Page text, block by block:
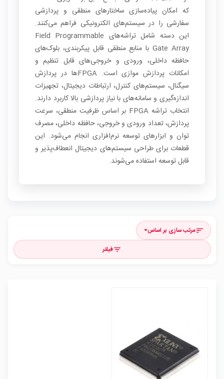
که امکان پیاده‌سازی ساختارهای منطقی و پردازشی
سفارشی را در سیستم‌های الکترونیکی فراهم می‌کنند.
این دسته شامل تراشه‌های Field Programmable
Gate Array با منابع منطقی قابل پیکربندی، بلوک‌های
حافظه داخلی، ورودی و خروجی‌های قابل تنظیم و
امکانات پردازش موازی است. FPGAها در پردازش
سیگنال، سیستم‌های کنترل، ارتباطات دیجیتال، تجهیزات
اندازه‌گیری و سامانه‌های با نیاز پردازشی بالا کاربرد دارند.
انتخاب تراشه FPGA بر اساس ظرفیت منطقی، سرعت
پردازش، تعداد ورودی و خروجی، حافظه داخلی، مصرف
توان و ابزارهای توسعه نرم‌افزاری انجام می‌شود. این
قطعات برای طراحی سیستم‌های دیجیتال انعطاف‌پذیر و
قابل توسعه استفاده می‌شوند.
sortمرتب سازی بر اساس
filter_listفیلتر